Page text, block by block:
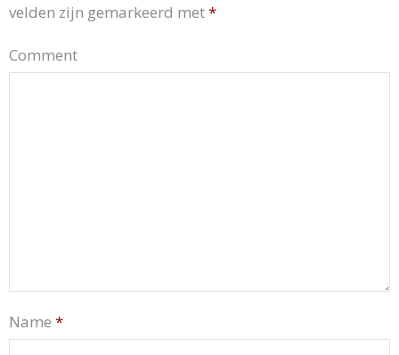
velden zijn gemarkeerd met*
Comment
Name *